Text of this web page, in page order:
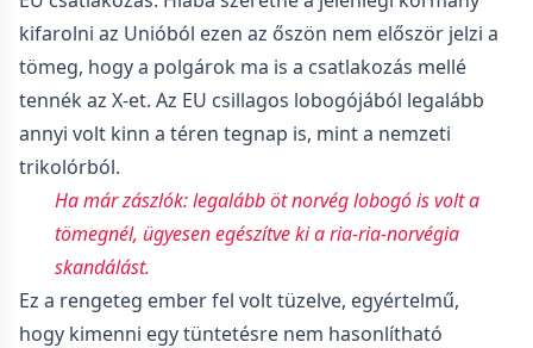
kifarolni az Unióból ezen az őszön nem először jelzi a
tömeg, hogy a polgárok ma is a csatlakozás mellé
tennék az X-et. Az EU csillagos lobogójából legalább
annyi volt kinn a téren tegnap is, mint a nemzeti
trikolórból.
Ha már zászlók: legalább öt norvég lobogó is volt a
tömegnél, ügyesen egészítve ki a ria-ria-norvégia
skandálást.
Ez a rengeteg ember fel volt tüzelve, egyértelmű,
hogy kimenni egy tüntetésre nem hasonlítható